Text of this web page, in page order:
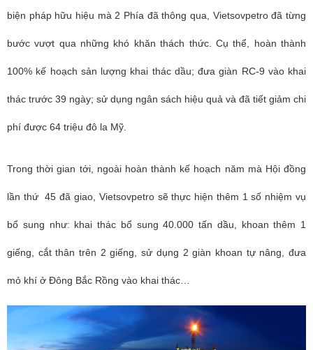
biện pháp hữu hiệu mà 2 Phía đã thông qua, Vietsovpetro đã từng
bước vượt qua những khó khăn thách thức. Cụ thể, hoàn thành
100% kế hoạch sản lượng khai thác dầu; đưa giàn RC-9 vào khai
thác trước 39 ngày; sử dụng ngân sách hiệu quả và đã tiết giảm chi
phí được 64 triệu đô la Mỹ.
Trong thời gian tới, ngoài hoàn thành kế hoạch năm mà Hội đồng
lần thứ 45 đã giao, Vietsovpetro sẽ thực hiện thêm 1 số nhiệm vụ
bổ sung như: khai thác bổ sung 40.000 tấn dầu, khoan thêm 1
giếng, cắt thân trên 2 giếng, sử dụng 2 giàn khoan tự nâng, đưa
mỏ khí ở Đông Bắc Rồng vào khai thác…